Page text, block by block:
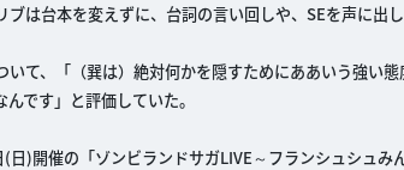
は台本を変えずに、台詞の言い回しや、SEを声に出
て、「（巽は）絶対何かを隠すためにああいう強い
です」と評価していた。
日)開催の「ゾンビランドサガLIVE～フランシュシュ